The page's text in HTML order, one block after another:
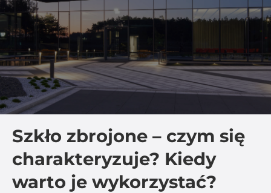
Szkło zbrojone – czym się
charakteryzuje? Kiedy
warto je wykorzystać?